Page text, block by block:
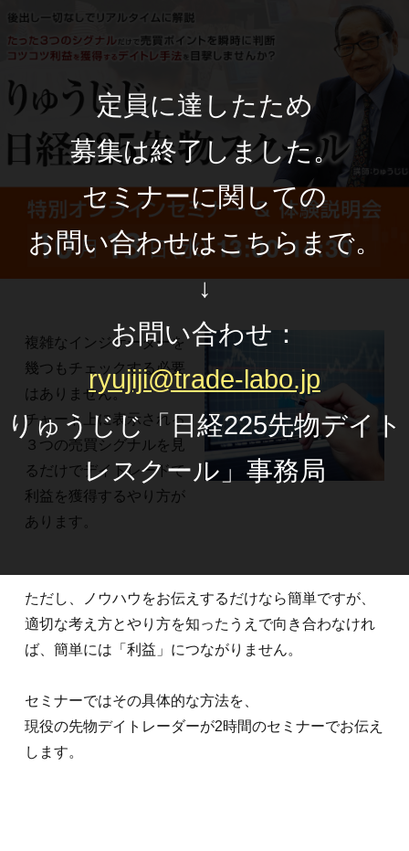
定員に達したため
募集は終了しました。
セミナーに関しての
お問い合わせはこちらまで。
↓
お問い合わせ：
ryujiji@trade-labo.jp
りゅうじじ「日経225先物デイト
レスクール」事務局
複雑なインジケーターを
幾つもチェックする必要
はありません。
チャート上に表示される
３つの売買シグナルを見
るだけでデイトレードで
利益を獲得するやり方が
あります。
ただし、ノウハウをお伝えするだけなら簡単ですが、
適切な考え方とやり方を知ったうえで向き合わなけれ
ば、 簡単には「利益」につながりません。
セミナーではその具体的な方法を、
現役の先物デイトレーダーが2時間のセミナーでお伝え